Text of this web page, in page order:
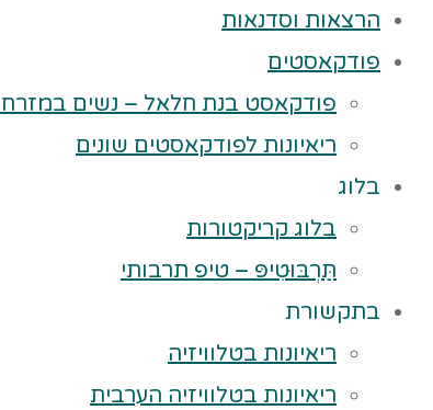
הרצאות וסדנאות
פודקאסטים
פודקאסט בנת חלאל – נשים במזרח
ריאיונות לפודקאסטים שונים
בלוג
בלוג קריקטורות
תַּרְבּוּטִיפּ – טיפ תרבותי
בתקשורת
ריאיונות בטלוויזיה
ריאיונות בטלוויזיה הערבית